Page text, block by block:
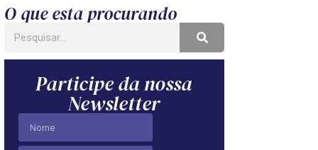
O que esta procurando
Participe da nossa
Newsletter